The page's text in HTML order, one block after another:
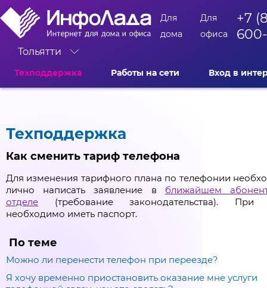
Тольятти
Для
дома
Для
офиса
+7
Техподдержка Работы на сети Вход в
Техподдержка
Как сменить тариф телефона
Для изменения тарифного плана по телефонии
лично написать заявление в ближайшем
отделе (требование законодательства). При
необходимо иметь паспорт.
По теме
Можно ли перенести телефон при переезде?
Я хочу временно приостановить оказание мне услуги